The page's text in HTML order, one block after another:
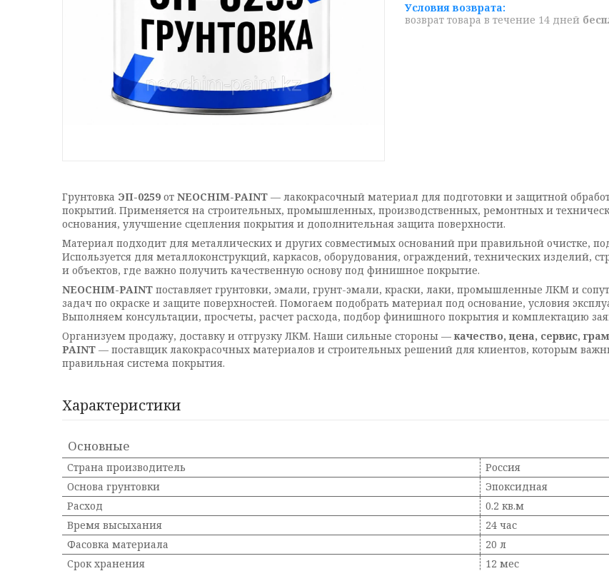
возврат товара в течение 14 дней
Грунтовка ЭП-0259 от NEOCHIM-PAINT — лакокрасочный материал для подготовки и защитной
покрытий. Применяется на строительных, промышленных, производственных, ремонтных и
основания, улучшение сцепления покрытия и дополнительная защита поверхности.
Материал подходит для металлических и других совместимых оснований при правильной очистке,
Используется для металлоконструкций, каркасов, оборудования, ограждений, технических изделий,
и объектов, где важно получить качественную основу под финишное покрытие.
NEOCHIM-PAINT поставляет грунтовки, эмали, грунт-эмали, краски, лаки, промышленные ЛКМ и
задач по окраске и защите поверхностей. Помогаем подобрать материал под основание, условия
Выполняем консультации, просчеты, расчет расхода, подбор финишного покрытия и комплектацию
Организуем продажу, доставку и отгрузку ЛКМ. Наши сильные стороны — качество, цена, сервис,
PAINT — поставщик лакокрасочных материалов и строительных решений для клиентов, которым
правильная система покрытия.
Характеристики
Основные
Страна производитель
Россия
Основа грунтовки
Эпоксидная
Расход
0.2 кв.м
Время высыхания
24 час
Фасовка материала
20 л
Срок хранения
12 мес